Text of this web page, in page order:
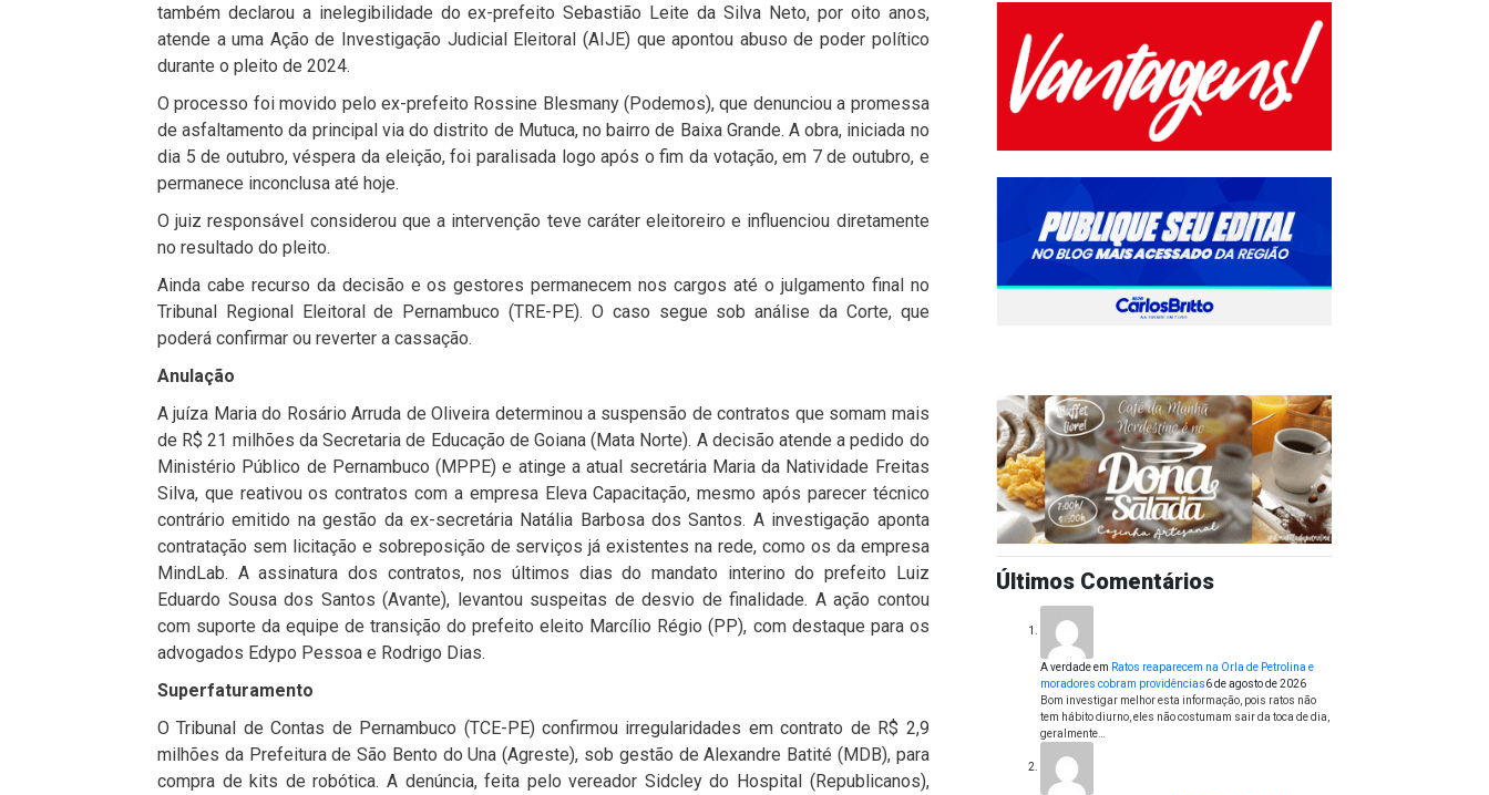
também declarou a inelegibilidade do ex-prefeito Sebastião Leite da Silva Neto, por oito anos,
atende a uma Ação de Investigação Judicial Eleitoral (AIJE) que apontou abuso de poder político
durante o pleito de 2024.
O processo foi movido pelo ex-prefeito Rossine Blesmany (Podemos), que denunciou a promessa
de asfaltamento da principal via do distrito de Mutuca, no bairro de Baixa Grande. A obra, iniciada no
dia 5 de outubro, véspera da eleição, foi paralisada logo após o fim da votação, em 7 de outubro, e
permanece inconclusa até hoje.
O juiz responsável considerou que a intervenção teve caráter eleitoreiro e influenciou diretamente
no resultado do pleito.
Ainda cabe recurso da decisão e os gestores permanecem nos cargos até o julgamento final no
Tribunal Regional Eleitoral de Pernambuco (TRE-PE). O caso segue sob análise da Corte, que
poderá confirmar ou reverter a cassação.
Anulação
A juíza Maria do Rosário Arruda de Oliveira determinou a suspensão de contratos que somam mais
de R$ 21 milhões da Secretaria de Educação de Goiana (Mata Norte). A decisão atende a pedido do
Ministério Público de Pernambuco (MPPE) e atinge a atual secretária Maria da Natividade Freitas
Silva, que reativou os contratos com a empresa Eleva Capacitação, mesmo após parecer técnico
contrário emitido na gestão da ex-secretária Natália Barbosa dos Santos. A investigação aponta
contratação sem licitação e sobreposição de serviços já existentes na rede, como os da empresa
MindLab. A assinatura dos contratos, nos últimos dias do mandato interino do prefeito Luiz
Eduardo Sousa dos Santos (Avante), levantou suspeitas de desvio de finalidade. A ação contou
com suporte da equipe de transição do prefeito eleito Marcílio Régio (PP), com destaque para os
advogados Edypo Pessoa e Rodrigo Dias.
Superfaturamento
O Tribunal de Contas de Pernambuco (TCE-PE) confirmou irregularidades em contrato de R$ 2,9
milhões da Prefeitura de São Bento do Una (Agreste), sob gestão de Alexandre Batité (MDB), para
compra de kits de robótica. A denúncia, feita pelo vereador Sidcley do Hospital (Republicanos),
Últimos Comentários
A verdadeem Ratos reaparecem na Orla de Petrolina e
moradores cobram providências6 de agosto de 2026
Bom investigar melhor esta informação, pois ratos não
tem hábito diurno, eles não costumam sair da toca de dia,
geralmente…